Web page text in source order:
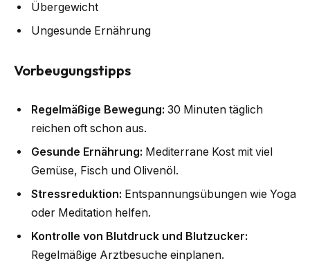
Übergewicht
Ungesunde Ernährung
Vorbeugungstipps
Regelmäßige Bewegung: 30 Minuten täglich
reichen oft schon aus.
Gesunde Ernährung: Mediterrane Kost mit viel
Gemüse, Fisch und Olivenöl.
Stressreduktion: Entspannungsübungen wie Yoga
oder Meditation helfen.
Kontrolle von Blutdruck und Blutzucker:
Regelmäßige Arztbesuche einplanen.